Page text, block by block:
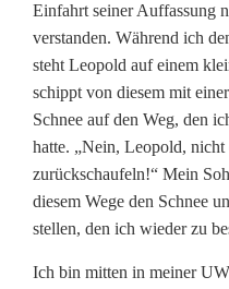
n
e
E
r
i
c
F
Einfahrt seiner Auffassung
verstanden. Während ich
steht Leopold auf einem
schippt von diesem mit
Schnee auf den Weg, den
hatte. „Nein, Leopold, nicht
zurückschaufeln!“ Mein
diesem Wege den Schnee
stellen, den ich wieder zu
Ich bin mitten in meiner